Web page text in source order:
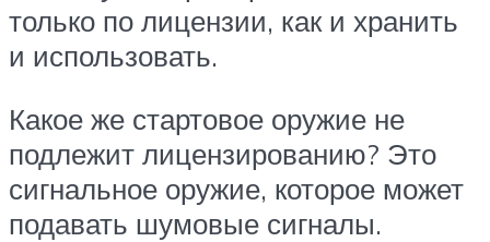
только по лицензии, как и хранить
и использовать.
Какое же стартовое оружие не
подлежит лицензированию? Это
сигнальное оружие, которое может
подавать шумовые сигналы.